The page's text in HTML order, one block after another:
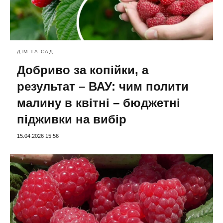
ДІМ ТА САД
Добриво за копійки, а
результат – ВАУ: чим полити
малину в квітні – бюджетні
підживки на вибір
15.04.2026 15:56